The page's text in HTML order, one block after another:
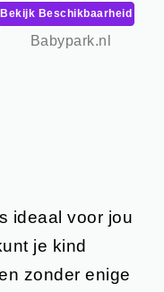
Bekijk Beschikbaarheid
Babypark.nl
ideaal voor jou
je kind
zonder enige